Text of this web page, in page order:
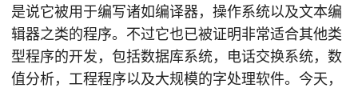
是说它被用于编写诸如编译器，操作系统以及文本编
辑器之类的程序。不过它也已被证明非常适合其他类
型程序的开发，包括数据库系统，电话交换系统，数
值分析，工程程序以及大规模的字处理软件。今天，